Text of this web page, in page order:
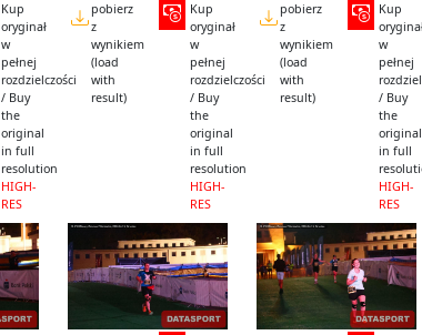
Kup
oryginał
w
pełnej
rozdzielczości
/ Buy
the
original
in full
resolution
HIGH-
RES
pobierz
z
wynikiem
(load
with
result)
Kup
oryginał
w
pełnej
rozdzielczości
/ Buy
the
original
in full
resolution
HIGH-
RES
pobierz
z
wynikiem
(load
with
result)
Kup
w
pełnej
/ Buy
the
original
in full
HIGH-
RES